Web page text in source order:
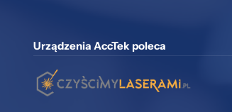
Urządzenia AccTek poleca